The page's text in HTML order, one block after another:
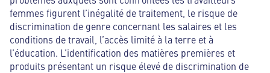
femmes figurent l’inégalité de traitement, le risque de
discrimination de genre concernant les salaires et les
conditions de travail, l’accès limité à la terre et à
l’éducation. L’identification des matières premières et
produits présentant un risque élevé de discrimination de